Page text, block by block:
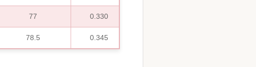
77 0.330
78.5 0.345